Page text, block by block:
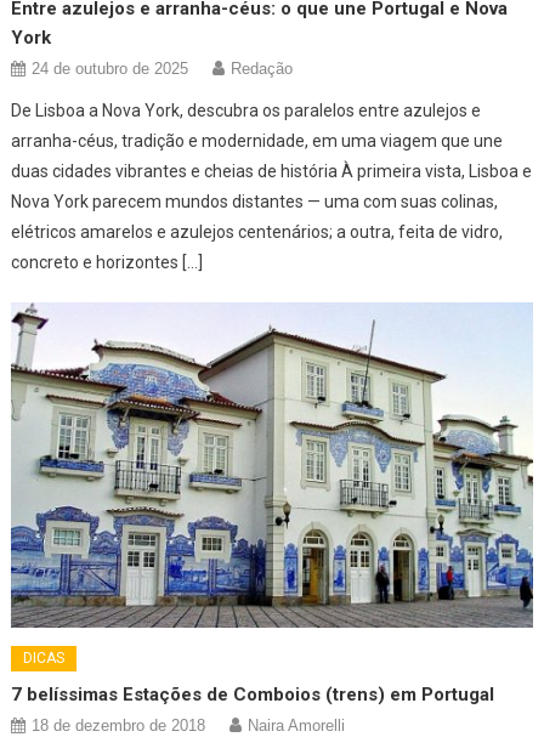
Entre azulejos e arranha-céus: o que une Portugal e Nova
York
24 de outubro de 2025 Redação
De Lisboa a Nova York, descubra os paralelos entre azulejos e
arranha-céus, tradição e modernidade, em uma viagem que une
duas cidades vibrantes e cheias de história À primeira vista, Lisboa e
Nova York parecem mundos distantes — uma com suas colinas,
elétricos amarelos e azulejos centenários; a outra, feita de vidro,
concreto e horizontes […]
DICAS
7 belíssimas Estações de Comboios (trens) em Portugal
18 de dezembro de 2018 Naira Amorelli